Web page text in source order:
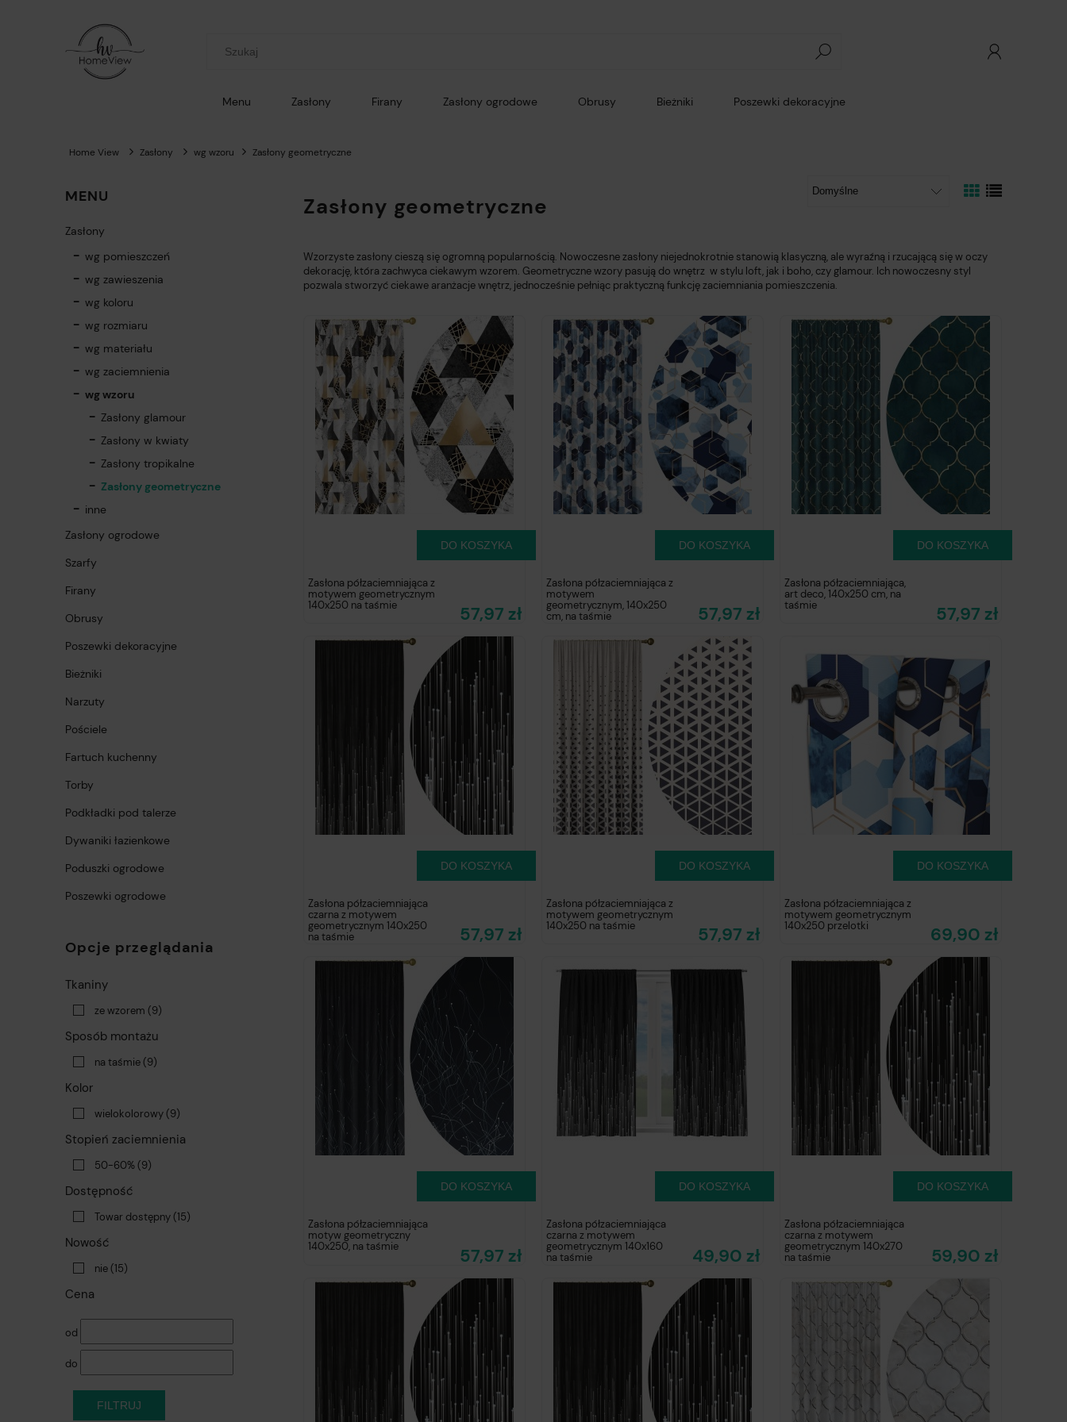
Menu Zasłony Firany Zasłony ogrodowe Obrusy Bieżniki Poszewki dekoracyjne
Home View Zasłony wg wzoru Zasłony geometryczne
MENU
Zasłony
wg pomieszczeń
wg zawieszenia
wg koloru
wg rozmiaru
wg materiału
wg zaciemnienia
wg wzoru
Zasłony glamour
Zasłony w kwiaty
Zasłony tropikalne
Zasłony geometryczne
inne
Zasłony ogrodowe
Szarfy
Firany
Obrusy
Poszewki dekoracyjne
Bieżniki
Narzuty
Pościele
Fartuch kuchenny
Torby
Podkładki pod talerze
Dywaniki łazienkowe
Poduszki ogrodowe
Poszewki ogrodowe
Opcje przeglądania
Tkaniny
ze wzorem (9)
Sposób montażu
na taśmie (9)
Kolor
wielokolorowy (9)
Stopień zaciemnienia
50-60% (9)
Dostępność
Towar dostępny (15)
Cena
od
do
FILTRUJ
Nowość
nie (15)
Zasłony geometryczne
Wzorzyste zasłony cieszą się ogromną popularnością. Nowoczesne zasłony niejednokrotnie stanowią klasyczną, ale wyraźną i rzucającą się w oczy
dekorację, która zachwyca ciekawym wzorem. Geometryczne wzory pasują do wnętrz w stylu loft, jak i boho, czy glamour. Ich nowoczesny styl
pozwala stworzyć ciekawe aranżacje wnętrz, jednocześnie pełniąc praktyczną funkcjęzaciemniania pomieszczenia.
Zasłona półzaciemniająca z
motywem geometrycznym
140x250 na taśmie
57,97 zł
DO KOSZYKA
Zasłona półzaciemniająca z
motywem
geometrycznym, 140x250
cm, na taśmie
57,97 zł
DO KOSZYKA
Zasłona półzaciemniająca,
art deco, 140x250 cm, na
taśmie
57,97 zł
DO KOSZYKA
Zasłona półzaciemniająca
czarna z motywem
geometrycznym 140x250
na taśmie
57,97 zł
DO KOSZYKA
Zasłona półzaciemniająca z
motywem geometrycznym
140x250 na taśmie
57,97 zł
DO KOSZYKA
Zasłona półzaciemniająca z
motywem geometrycznym
140x250 przelotki
69,90 zł
DO KOSZYKA
Zasłona półzaciemniająca
motyw geometryczny
140x250, na taśmie
57,97 zł
DO KOSZYKA
Zasłona półzaciemniająca
czarna z motywem
geometrycznym 140x160
na taśmie
49,90 zł
DO KOSZYKA
Zasłona półzaciemniająca
czarna z motywem
geometrycznym 140x270
na taśmie
59,90 zł
DO KOSZYKA